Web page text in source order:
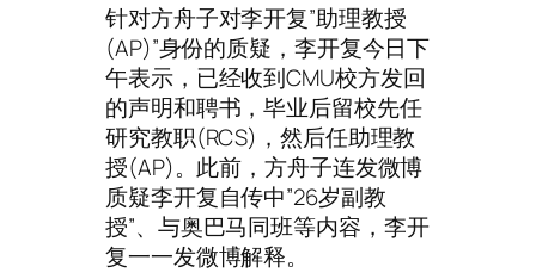
针对方舟子对李开复”助理教授
(AP)”身份的质疑，李开复今日下
午表示，已经收到CMU校方发回
的声明和聘书，毕业后留校先任
研究教职(RCS)，然后任助理教
授(AP)。此前，方舟子连发微博
质疑李开复自传中”26岁副教
授”、与奥巴马同班等内容，李开
复一一发微博解释。